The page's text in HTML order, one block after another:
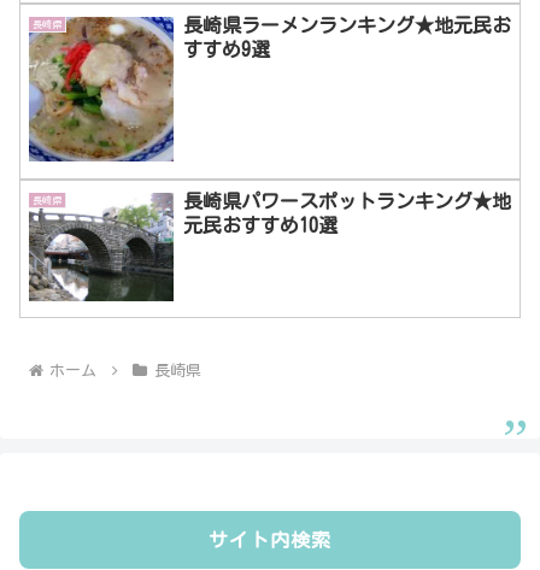
長崎県
長崎県ラーメンランキング★地元民お
すすめ9選
長崎県
長崎県パワースポットランキング★地
元民おすすめ10選
ホーム 長崎県
サイト内検索